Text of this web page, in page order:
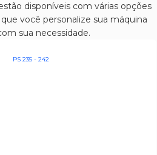
disponíveis com várias opções
você personalize sua máquina
sua necessidade.